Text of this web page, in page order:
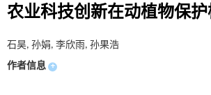
农业科技创新在动植物保
石昊, 孙娟, 李欣雨, 孙果浩
作者信息 +